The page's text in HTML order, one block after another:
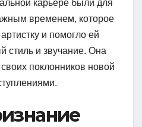
карьере были для
временем, которое
и помогло ей
стиль и звучание. Она
поклонников новой